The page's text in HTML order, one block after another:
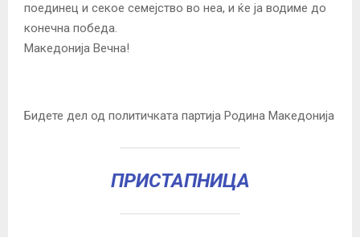
поединец и секое семејство во неа, и ќе ја водиме до
конечна победа.
Македонија Вечна!
Бидете дел од политичката партија Родина Македонија
ПРИСТАПНИЦА